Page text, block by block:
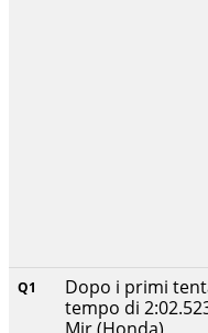
Q1
Dopo i primi
tempo di